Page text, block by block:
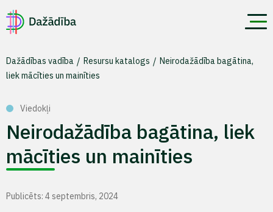
Dažādības vadība Resursu katalogs
Neirodažādība bagātina,
liek mācīties un mainīties
Viedokļi
Neirodažādība bagātina, liek
mācīties un mainīties
Publicēts: 4 septembris, 2024